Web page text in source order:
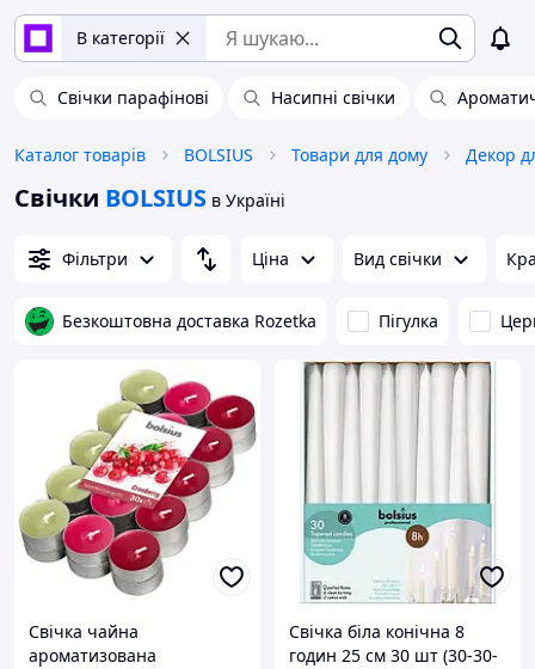
В категорії
Свічки парафінові Насипні свічки
Каталог товарів BOLSIUS Товари для дому Декор
Свічки BOLSIUS в Україні
Фільтри Ціна Вид свічки
Безкоштовна доставка Rozetka Пігулка
Свічка чайна
ароматизована
Свічка біла конічна 8
годин 25 см 30 шт (30-30-